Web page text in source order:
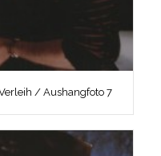
/ Aushangfoto 7